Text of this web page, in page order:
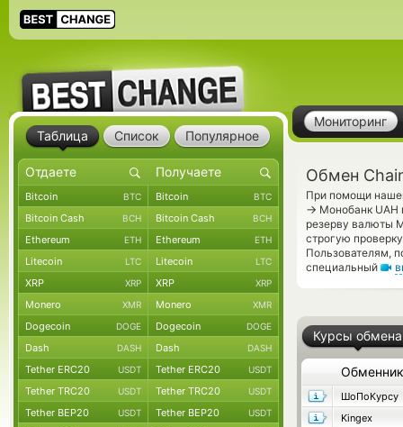
Мониторинг
Обмен
При помощи
→ Монобанк UAH
резерву валюты
строгую
Пользователям,
специальный
Курсы обмена
Обменник
ШоПоКурсу
Kingex
Таблица Список Популярное
Bitcoin BTC Bitcoin BTC
Bitcoin Cash BCH Bitcoin Cash BCH
Ethereum ETH Ethereum ETH
Litecoin LTC Litecoin LTC
XRP XRP XRP XRP
Monero XMR Monero XMR
Dogecoin DOGE Dogecoin DOGE
Dash DASH Dash DASH
Tether ERC20 USDT Tether ERC20 USDT
Tether TRC20 USDT Tether TRC20 USDT
Tether BEP20 USDT Tether BEP20 USDT